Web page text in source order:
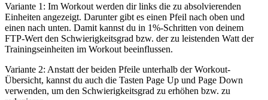
Variante 1: Im Workout werden dir links die zu absolvierenden
Einheiten angezeigt. Darunter gibt es einen Pfeil nach oben und
einen nach unten. Damit kannst du in 1%-Schritten von deinem
FTP-Wert den Schwierigkeitsgrad bzw. der zu leistenden Watt der
Trainingseinheiten im Workout beeinflussen.
Variante 2: Anstatt der beiden Pfeile unterhalb der Workout-
Übersicht, kannst du auch die Tasten Page Up und Page Down
verwenden, um den Schwierigkeitsgrad zu erhöhen bzw. zu